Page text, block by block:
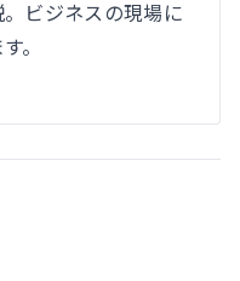
ビジネスの現場に
。